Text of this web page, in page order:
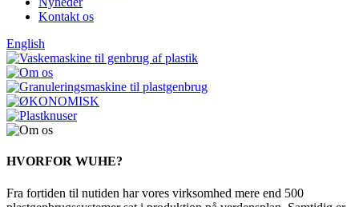
Kontakt os
English
HVORFOR WUHE?
Fra fortiden til nutiden har vores virksomhed mere end 500